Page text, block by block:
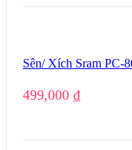
Sên/ Xích Sram PC-
499,000 ₫